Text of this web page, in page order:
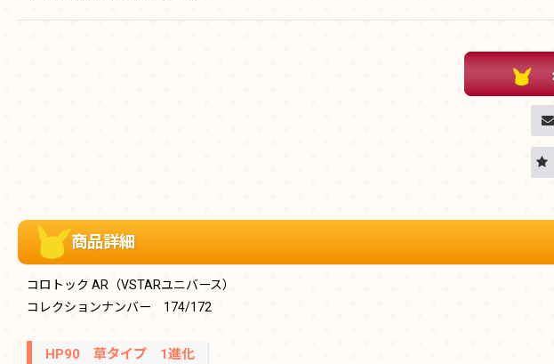
商品詳細
コロトック AR（VSTARユニバース）
コレクションナンバー 174/172
HP90 草タイプ 1進化